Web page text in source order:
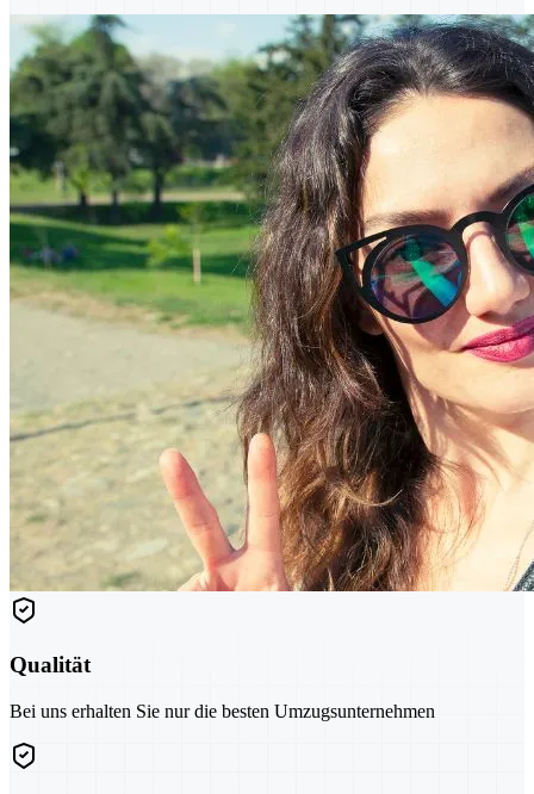
Qualität
Bei uns erhalten Sie nur die besten Umzugsunternehmen